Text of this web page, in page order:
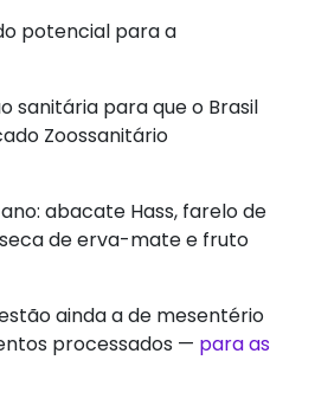
potencial para a
sanitária para que o Brasil
Zoossanitário
abacate Hass, farelo de
de erva-mate e fruto
ainda a de mesentério
processados — para as